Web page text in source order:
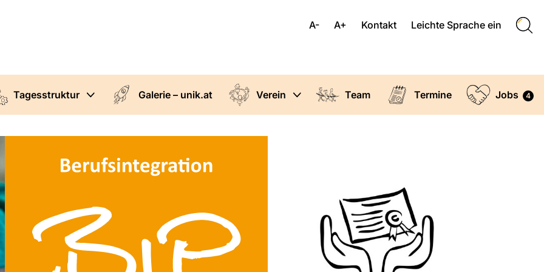
A- A+ Kontakt Leichte Sprache ein
Tagesstruktur Galerie – unik.at Verein Team Termine Jobs 4